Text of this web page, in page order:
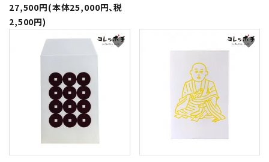
27,500円(本体25,000円、税
2,500円)
favorite favorite